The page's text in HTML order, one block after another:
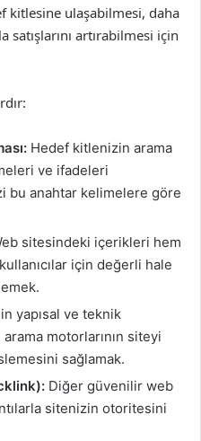
kitlesine ulaşabilmesi, daha
satışlarını artırabilmesi için
Hedef kitlenizin arama
ve ifadeleri
bu anahtar kelimelere göre
sitesindeki içerikleri hem
için değerli hale
yapısal ve teknik
motorlarının siteyi
sağlamak.
Diğer güvenilir web
sitenizin otoritesini